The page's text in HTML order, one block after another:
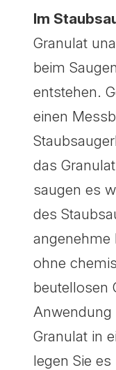
Im
Granulat
beim
entstehen.
einen
das
saugen es
des
angenehme
ohne
beutellosen
Anwendung
Granulat in
legen Sie